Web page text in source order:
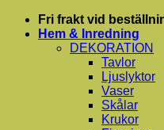
Skip
Fri frakt vid
Hem & Inredning
DEKORATION
Tavlor
Ljuslyktor
Vaser
Skålar
Krukor